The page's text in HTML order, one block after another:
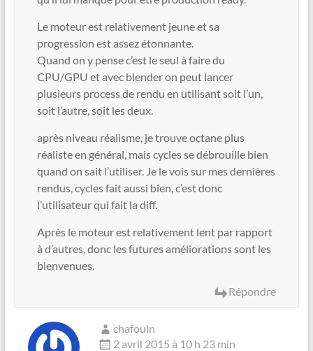
Le moteur est relativement jeune et sa
progression est assez étonnante.
Quand on y pense c’est le seul à faire du
CPU/GPU et avec blender on peut lancer
plusieurs process de rendu en utilisant soit l’un,
soit l’autre, soit les deux.
après niveau réalisme, je trouve octane plus
réaliste en général, mais cycles se débrouille bien
quand on sait l’utiliser. Je le vois sur mes dernières
rendus, cycles fait aussi bien, c’est donc
l’utilisateur qui fait la diff.
Après le moteur est relativement lent par rapport
à d’autres, donc les futures améliorations sont les
bienvenues.
Répondre
chafouin
2 avril 2015 à 10 h 23 min